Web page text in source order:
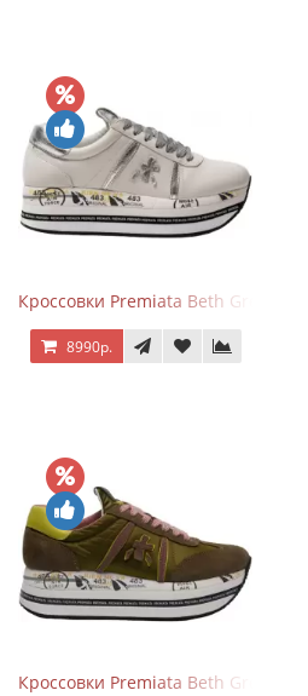
Кроссовки Premiata Beth Grey Silver
8990р.
Кроссовки Premiata Beth Green Pink